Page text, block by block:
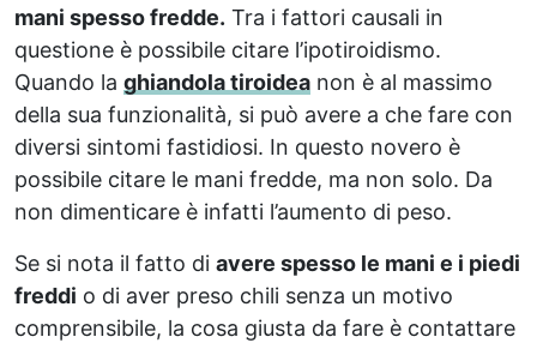
mani spesso fredde. Tra i fattori causali in
questione è possibile citare l’ipotiroidismo.
Quando la ghiandola tiroidea non è al massimo
della sua funzionalità, si può avere a che fare con
diversi sintomi fastidiosi. In questo novero è
possibile citare le mani fredde, ma non solo. Da
non dimenticare è infatti l’aumento di peso.
Se si nota il fatto di avere spesso le mani e i piedi
freddi o di aver preso chili senza un motivo
comprensibile, la cosa giusta da fare è contattare